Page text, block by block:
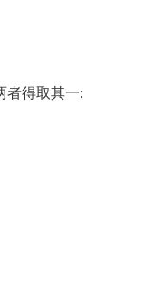
者得取其一: